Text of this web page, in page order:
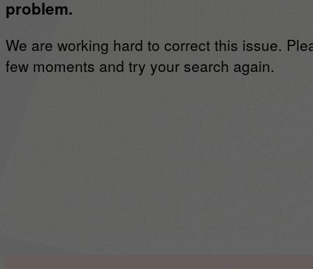
problem.
We are working hard to correct this issue.
few moments and try your search again.